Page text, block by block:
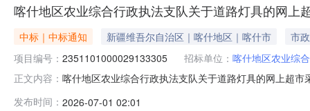
喀什地区农业综合行政执法支队关于道路灯具的网上
中标｜中标通知 新疆维吾尔自治区｜喀什地区｜喀什市
市
项目编号： 2351101000029133305 招标单位： 喀什地区农业综
正文内容： 喀什地区农业综合行政执法支队关于道路灯具的网上超
采购计划金额（元）:项目所在行政区划编码:653199项
发布时间： 2026-07-01 02:01